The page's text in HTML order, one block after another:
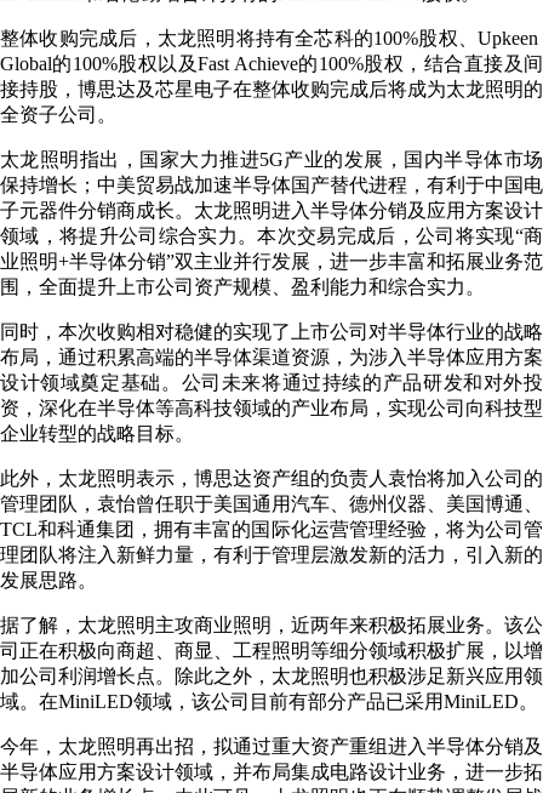
整体收购完成后，太龙照明将持有全芯科的100%股权、Upkeen
Global的100%股权以及Fast Achieve的100%股权，结合直接及间
接持股，博思达及芯星电子在整体收购完成后将成为太龙照明的
全资子公司。
太龙照明指出，国家大力推进5G产业的发展，国内半导体市场
保持增长；中美贸易战加速半导体国产替代进程，有利于中国电
子元器件分销商成长。太龙照明进入半导体分销及应用方案设计
领域，将提升公司综合实力。本次交易完成后，公司将实现“商
业照明+半导体分销”双主业并行发展，进一步丰富和拓展业务范
围，全面提升上市公司资产规模、盈利能力和综合实力。
同时，本次收购相对稳健的实现了上市公司对半导体行业的战略
布局，通过积累高端的半导体渠道资源，为涉入半导体应用方案
设计领域奠定基础。公司未来将通过持续的产品研发和对外投
资，深化在半导体等高科技领域的产业布局，实现公司向科技型
企业转型的战略目标。
此外，太龙照明表示，博思达资产组的负责人袁怡将加入公司的
管理团队，袁怡曾任职于美国通用汽车、德州仪器、美国博通、
TCL和科通集团，拥有丰富的国际化运营管理经验，将为公司管
理团队将注入新鲜力量，有利于管理层激发新的活力，引入新的
发展思路。
据了解，太龙照明主攻商业照明，近两年来积极拓展业务。该公
司正在积极向商超、商显、工程照明等细分领域积极扩展，以增
加公司利润增长点。除此之外，太龙照明也积极涉足新兴应用领
域。在MiniLED领域，该公司目前有部分产品已采用MiniLED。
今年，太龙照明再出招，拟通过重大资产重组进入半导体分销及
半导体应用方案设计领域，并布局集成电路设计业务，进一步拓